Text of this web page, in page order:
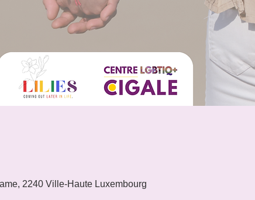
2240 Ville-Haute Luxembourg